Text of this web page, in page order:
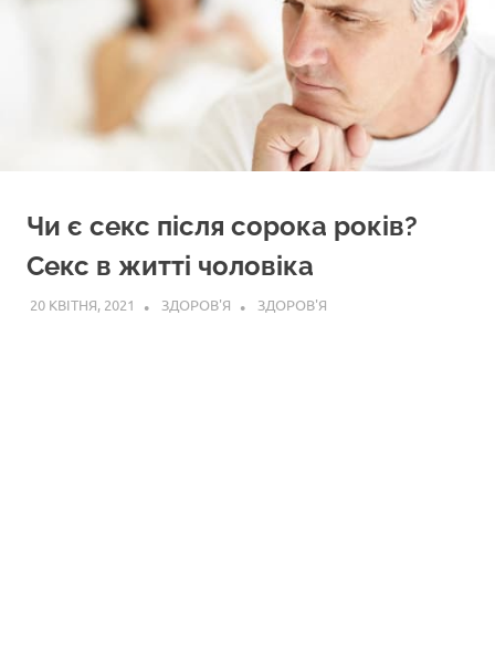
Чи є секс після сорока років?
Секс в житті чоловіка
20 КВІТНЯ, 2021 ЗДОРОВ'Я ЗДОРОВ'Я